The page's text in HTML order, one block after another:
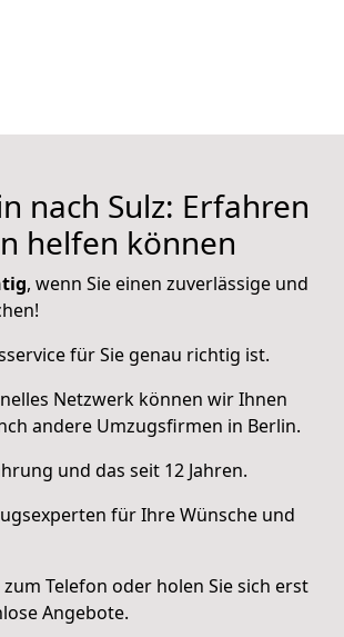
nach Sulz: Erfahren
helfen können
, wenn Sie einen zuverlässige und
für Sie genau richtig ist.
Netzwerk können wir Ihnen
andere Umzugsfirmen in Berlin.
und das seit 12 Jahren.
für Ihre Wünsche und
Telefon oder holen Sie sich erst
Angebote.